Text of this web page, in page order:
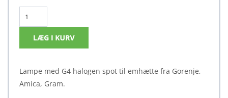
Lampe med G4 halogen spot til emhætte fra Gorenje,
Amica, Gram.